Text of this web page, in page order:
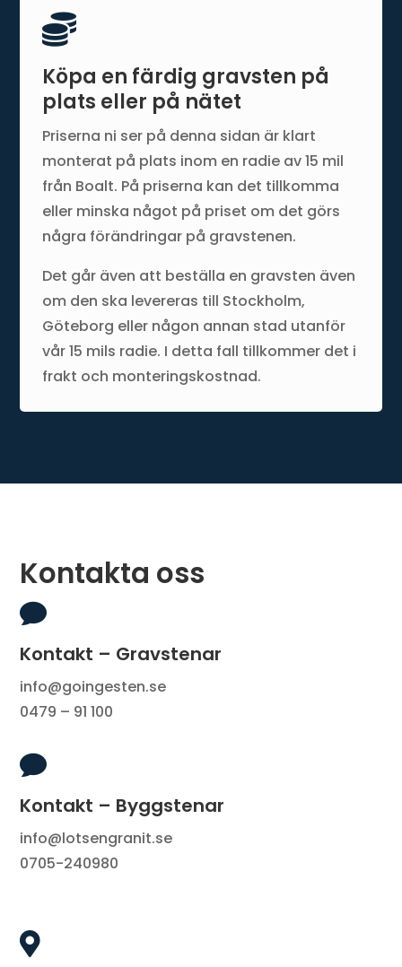

Köpa en färdig gravsten på
plats eller på nätet
Priserna ni ser på denna sidan är klart
monterat på plats inom en radie av 15 mil
från Boalt. På priserna kan det tillkomma
eller minska något på priset om det görs
några förändringar på gravstenen.
Det går även att beställa en gravsten även
om den ska levereras till Stockholm,
Göteborg eller någon annan stad utanför
vår 15 mils radie. I detta fall tillkommer det i
frakt och monteringskostnad.
Kontakta oss

Kontakt – Gravstenar
info@goingesten.se
0479 – 91 100

Kontakt – Byggstenar
info@lotsengranit.se
0705-240980
